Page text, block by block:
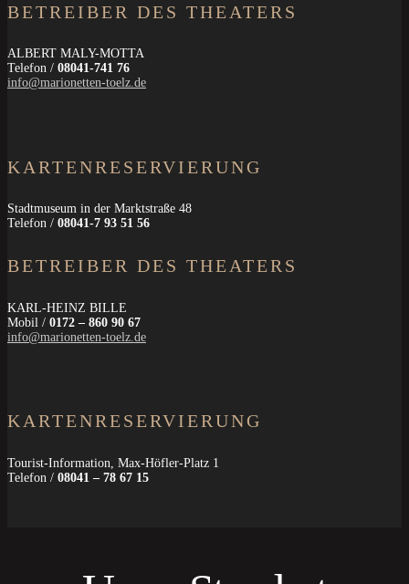
BETREIBER DES THEATERS
ALBERT MALY-MOTTA
Telefon / 08041-741 76
info@marionetten-toelz.de
KARTENRESERVIERUNG
Stadtmuseum in der Marktstraße 48
Telefon / 08041-7 93 51 56
BETREIBER DES THEATERS
KARL-HEINZ BILLE
Mobil / 0172 – 860 90 67
info@marionetten-toelz.de
KARTENRESERVIERUNG
Tourist-Information, Max-Höfler-Platz 1
Telefon / 08041 – 78 67 15